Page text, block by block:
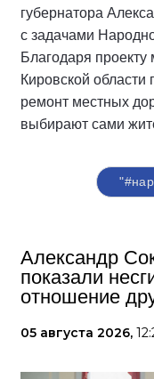
губернатора
с задачами
Благодаря
Кировской
ремонт местных
выбирают сами
Александр
показали
отношение
05 августа 2026,